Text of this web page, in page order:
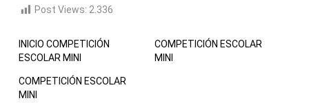
Post Views: 2.336
INICIO COMPETICIÓN
ESCOLAR MINI
COMPETICIÓN ESCOLAR
MINI
COMPETICIÓN ESCOLAR
MINI